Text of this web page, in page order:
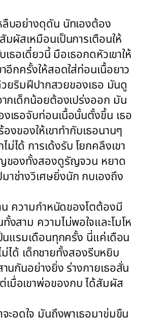
ลืบอย่างดุดัน นัทเองต้อง
ผัสเหมือนเป็นการเตือนให้
ธอเดี๋ยวนี้ มือเธอกดหัวเขาให้
อีกครั้งให้สอดใส่ท่อนเนื้อยาว
วยริมฝีปากสวยของเธอ มันดู
กเด็กน้อยต้องเปร่งออก มัน
เธอจับท่อนเนื้อนั้นตั้งขึ้น เธอ
งของให้เขาทำกับเธอนานๆ
ได้ การเด้งรับ โยกคลึงเขา
ญของทั้งสองดูรัญจวน หยาด
าช่างวิเศษยิ่งนัก กบเองถึง
น ความกำหนัดของโตต้องมี
สาม ความไม่พอใจและโมโห
นแรมเดือนทุกครั้ง นี่แค่เดือน
ม่ได้ เด็กชายทั้งสองรีบหยิบ
นกันอย่างยิ่ง ร่างกายเธอสั่น
มื่อเขาพ่อของกบ ได้สัมผัส
ะอดใจ มันถึงพาเธอมาข่มขืน